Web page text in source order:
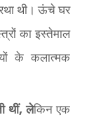
थी। ऊंचे घर
का इस्तेमाल
के कलात्मक
थीं,लेकिन एक